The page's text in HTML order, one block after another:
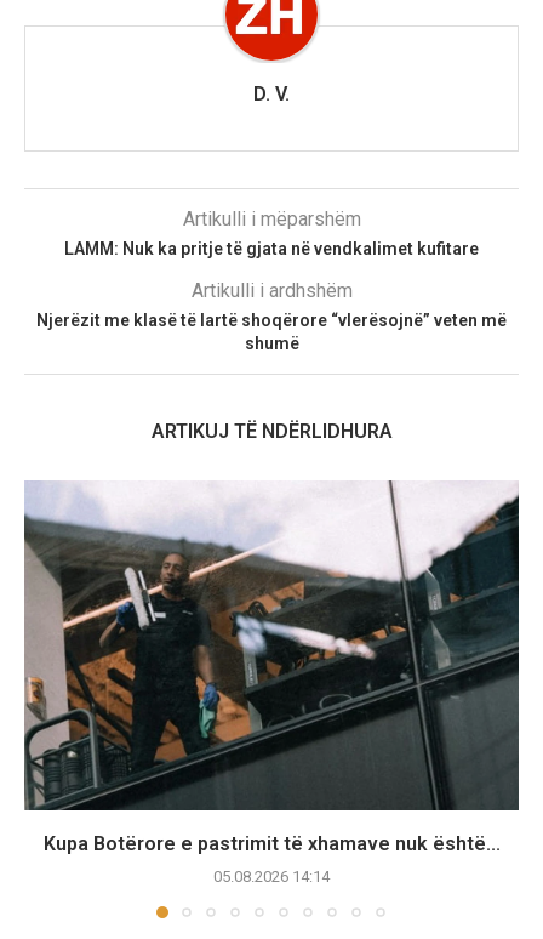
D. V.
Artikulli i mëparshëm
LAMM: Nuk ka pritje të gjata në vendkalimet kufitare
Artikulli i ardhshëm
Njerëzit me klasë të lartë shoqërore “vlerësojnë” veten më
shumë
ARTIKUJ TË NDËRLIDHURA
Kupa Botërore e pastrimit të xhamave nuk është...
05.08.2026 14:14